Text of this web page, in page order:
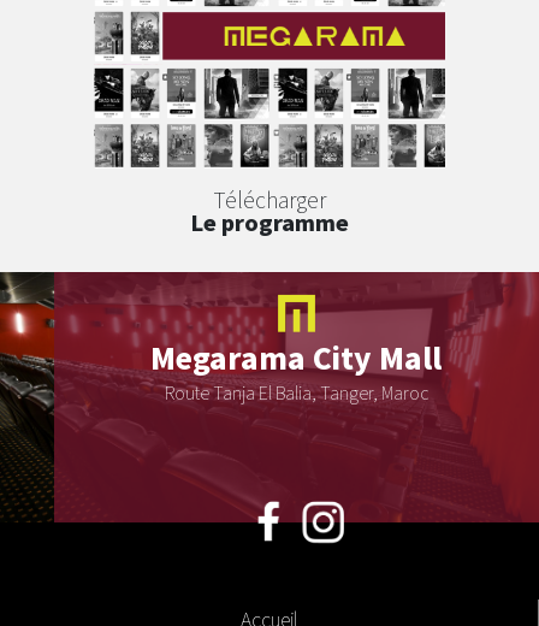
Télécharger
Le programme
MegaramaCity Mall
Route Tanja El Balia, Tanger, Maroc
Accueil